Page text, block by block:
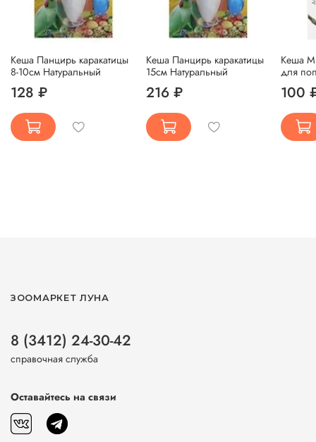
Кеша Панцирь каракатицы
8-10см Натуральный
128 ₽
Кеша Панцирь каракатицы
15см Натуральный
216 ₽
Кеша
для
100
ЗООМАРКЕТ ЛУНА
8 (3412) 24-30-42
справочная служба
Оставайтесь на связи